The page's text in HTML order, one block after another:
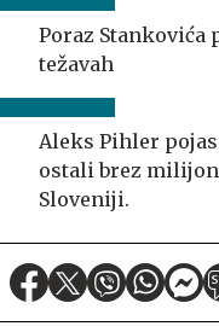
Poraz
težavah
Aleks Pihler
ostali brez
Sloveniji.